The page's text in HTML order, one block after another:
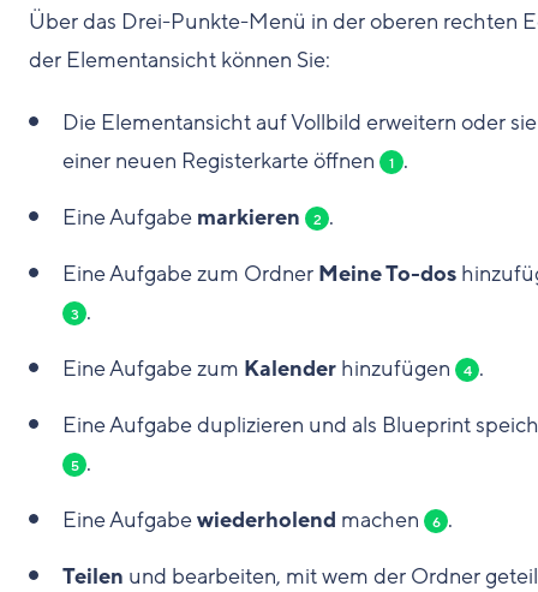
Über das Drei-Punkte-Menü in der oberen rechten
der Elementansicht können Sie:
Die Elementansicht auf Vollbild erweitern oder
einer neuen Registerkarte öffnen
1 .
Eine Aufgabe markieren 2 .
Eine Aufgabe zum Ordner Meine To-dos
3 .
Eine Aufgabe zum Kalender hinzufügen 4 .
Eine Aufgabe duplizieren und als Blueprint
5 .
Eine Aufgabewiederholend machen 6 .
Teilen und bearbeiten, mit wem der Ordner